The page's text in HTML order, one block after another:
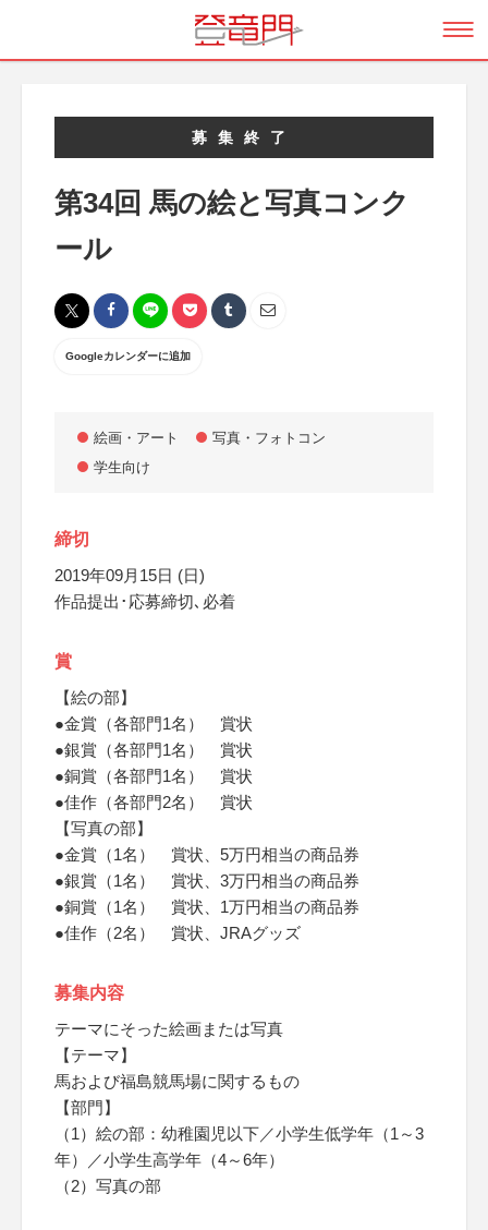
募集終了
第34回 馬の絵と写真コンク
ール
Googleカレンダーに追加
絵画・アート
写真・フォトコン
学生向け
締切
2019年09月15日 (日)
作品提出･応募締切､必着
賞
【絵の部】
●金賞（各部門1名） 賞状
●銀賞（各部門1名） 賞状
●銅賞（各部門1名） 賞状
●佳作（各部門2名） 賞状
【写真の部】
●金賞（1名） 賞状、5万円相当の商品券
●銀賞（1名） 賞状、3万円相当の商品券
●銅賞（1名） 賞状、1万円相当の商品券
●佳作（2名） 賞状、JRAグッズ
募集内容
テーマにそった絵画または写真
【テーマ】
馬および福島競馬場に関するもの
【部門】
（1）絵の部：幼稚園児以下／小学生低学年（1～3
年）／小学生高学年（4～6年）
（2）写真の部